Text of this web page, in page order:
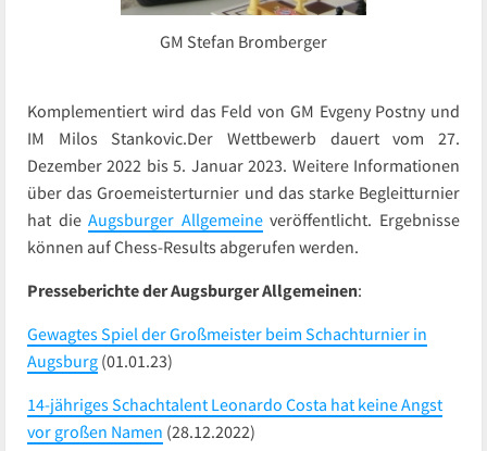
GM Stefan Bromberger
Komplementiert wird das Feld von GM Evgeny Postny und
IM Milos Stankovic.Der Wettbewerb dauert vom 27.
Dezember 2022 bis 5. Januar 2023. Weitere Informationen
über das Groemeisterturnier und das starke Begleitturnier
hat dieAugsburger Allgemeineveröffentlicht. Ergebnisse
können auf Chess-Results abgerufen werden.
Presseberichte der Augsburger Allgemeinen:
Gewagtes Spiel der Großmeister beim Schachturnier in
Augsburg (01.01.23)
14-jähriges Schachtalent Leonardo Costa hat keine Angst
vor großen Namen (28.12.2022)